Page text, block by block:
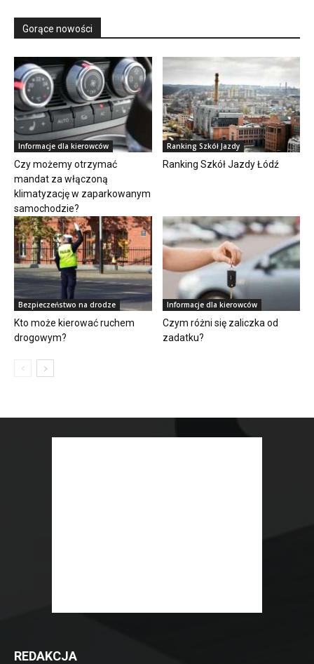
Gorące nowości
Informacje dla kierowców
Czy możemy otrzymać
mandat za włączoną
klimatyzację w zaparkowanym
samochodzie?
Ranking Szkół Jazdy
Ranking Szkół Jazdy Łódź
Bezpieczeństwo na drodze
Kto może kierować ruchem
drogowym?
Informacje dla kierowców
Czym różni się zaliczka od
zadatku?
REDAKCJA